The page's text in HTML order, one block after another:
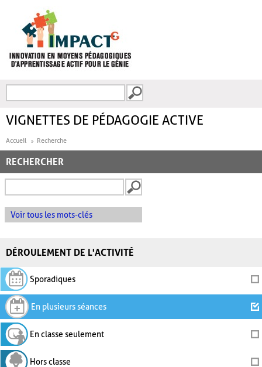
FORMULAIRE DE
VIGNETTES DE PÉDAGOGIE ACTIVE
Accueil Recherche
RECHERCHER
Voir tous les mots-clés
DÉROULEMENT DE L'ACTIVITÉ
Sporadiques
En plusieurs séances
En classe seulement
Hors classe